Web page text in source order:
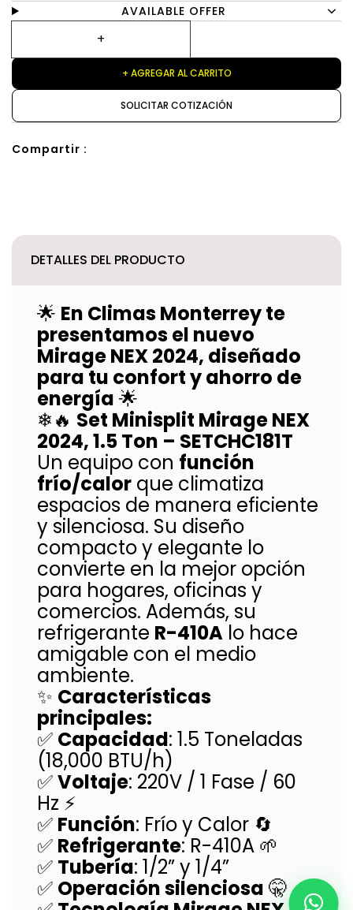
AVAILABLE OFFER
+ AGREGAR AL CARRITO
SOLICITAR COTIZACIÓN
Compartir :
DETALLES DEL PRODUCTO
🌟 En Climas Monterrey te
presentamos el nuevo
Mirage NEX 2024, diseñado
para tu confort y ahorro de
energía 🌟
❄🔥 Set Minisplit Mirage NEX
2024, 1.5 Ton – SETCHC181T
Un equipo con función
frío/calor que climatiza
espacios de manera eficiente
y silenciosa. Su diseño
compacto y elegante lo
convierte en la mejor opción
para hogares, oficinas y
comercios. Además, su
refrigerante R-410A lo hace
amigable con el medio
ambiente.
✨ Características
principales:
✅ Capacidad: 1.5 Toneladas
(18,000 BTU/h)
✅Voltaje: 220V / 1 Fase / 60
Hz ⚡
✅ Función: Frío y Calor 🔄
✅ Refrigerante: R-410A 🌱
✅ Tubería: 1/2” y 1/4”
✅ Operación silenciosa 🤫